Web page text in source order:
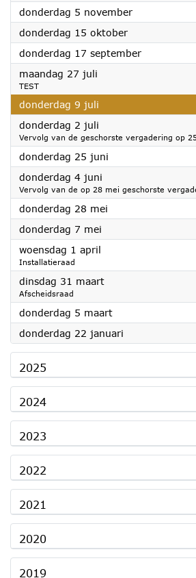
donderdag 5 november2026
donderdag 15 oktober2026
donderdag 17 september2026
maandag 27 juli
TEST
donderdag 9 juli
donderdag 2 juli
Vervolg van de geschorste vergadering op
donderdag 25 juni
donderdag 4 juni
Vervolg van de op 28 mei geschorste
donderdag 28 mei
donderdag 7 mei
woensdag 1 april
Installatieraad
dinsdag 31 maart2026
Afscheidsraad
donderdag 5 maart2026
donderdag 22 januari
2025
2024
2023
2022
2021
2020
2019